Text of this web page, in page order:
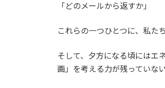
「どのメールから返すか」
これらの一つひとつに、私た
そして、夕方になる頃にはエ
画」を考える力が残っていな